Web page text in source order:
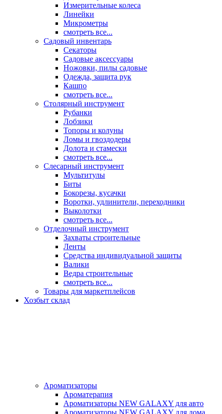
Измерительные колеса
Линейки
Микрометры
смотреть все...
Садовый инвентарь
Секаторы
Садовые аксессуары
Ножовки, пилы садовые
Одежда, защита рук
Кашпо
смотреть все...
Столярный инструмент
Рубанки
Лобзики
Топоры и колуны
Ломы и гвоздодеры
Долота и стамески
смотреть все...
Слесарный инструмент
Мультитулы
Биты
Бокорезы, кусачки
Воротки, удлинители, переходники
Выколотки
смотреть все...
Отделочный инструмент
Захваты строительные
Ленты
Средства индивидуальной защиты
Валики
Ведра строительные
смотреть все...
Товары для маркетплейсов
Хозбыт склад
Ароматизаторы
Ароматерапия
Ароматизаторы NEW GALAXY для авто
Ароматизаторы NEW GALAXY для дома